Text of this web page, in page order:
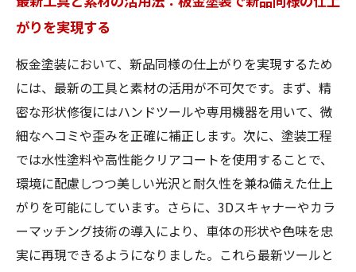
がりを実現する
板金塗装において、新品同様の仕上がりを実現するため
には、最新の工具と素材の活用が不可欠です。まず、精
密な形状修復にはハンドツールや専用機器を用いて、微
細なヘコミや歪みを正確に補正します。次に、塗装工程
では水性塗料や高性能クリアコートを使用することで、
環境に配慮しつつ美しい光沢と耐久性を兼ね備えた仕上
がりを可能にしています。さらに、3Dスキャナーやカラ
ーマッチング技術の導入により、車体の形状や色味を忠
実に再現できるようになりました。これら最新ツールと